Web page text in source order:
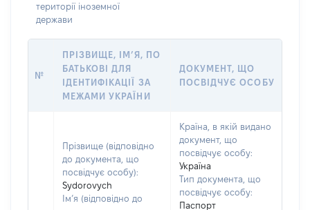
території іноземної
держави
№
ПРІЗВИЩЕ, ІМ’Я, ПО
БАТЬКОВІ ДЛЯ
ІДЕНТИФІКАЦІЇ ЗА
МЕЖАМИ УКРАЇНИ
ДОКУМЕНТ, ЩО
ПОСВІДЧУЄ ОСОБУ
Прізвище (відповідно
до документа, що
посвідчує особу):
Sydorovych
Ім’я (відповідно до
Країна, в якій видано
документ, що
посвідчує особу:
Україна
Тип документа, що
посвідчує особу:
Паспорт